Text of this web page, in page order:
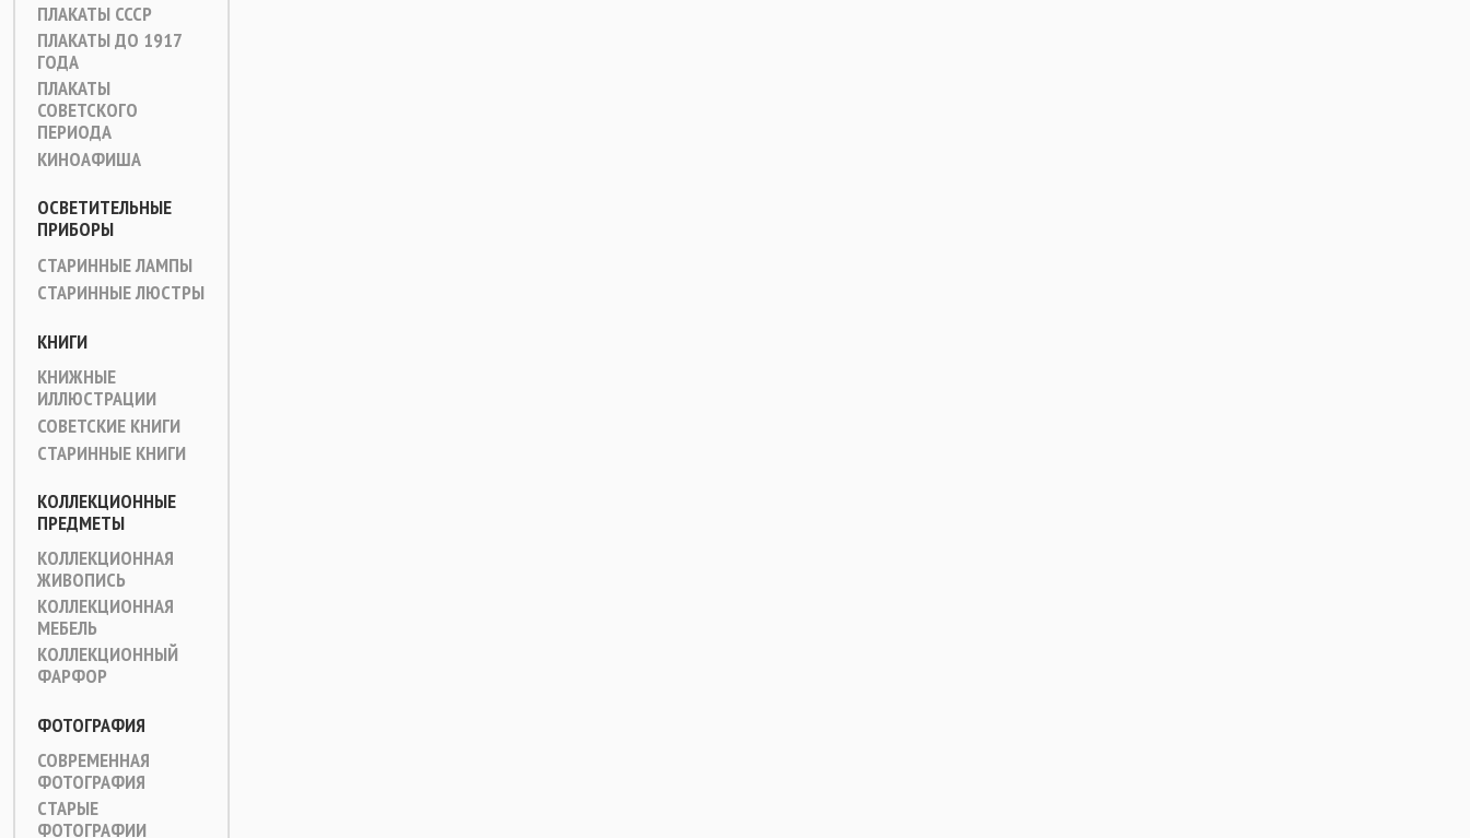
ПЛАКАТЫ СССР
ПЛАКАТЫ ДО 1917
ГОДА
ПЛАКАТЫ
СОВЕТСКОГО
ПЕРИОДА
КИНОАФИША
ОСВЕТИТЕЛЬНЫЕ
ПРИБОРЫ
СТАРИННЫЕ ЛАМПЫ
СТАРИННЫЕ ЛЮСТРЫ
КНИГИ
КНИЖНЫЕ
ИЛЛЮСТРАЦИИ
СОВЕТСКИЕ КНИГИ
СТАРИННЫЕ КНИГИ
КОЛЛЕКЦИОННЫЕ
ПРЕДМЕТЫ
КОЛЛЕКЦИОННАЯ
ЖИВОПИСЬ
КОЛЛЕКЦИОННАЯ
МЕБЕЛЬ
КОЛЛЕКЦИОННЫЙ
ФАРФОР
ФОТОГРАФИЯ
СОВРЕМЕННАЯ
ФОТОГРАФИЯ
СТАРЫЕ
ФОТОГРАФИИ